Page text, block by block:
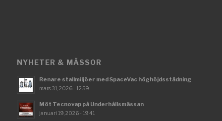
NYHETER & MÄSSOR
Renare stallmiljöer med SpaceVac höghöjdsstädning
mars 31, 2026 - 12:59
Möt Tecnovap på Underhållsmässan
januari 19, 2026 - 19:41